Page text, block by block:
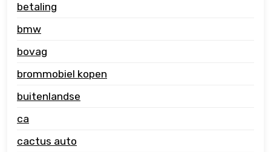
betaling
bmw
bovag
brommobiel kopen
buitenlandse
ca
cactus auto